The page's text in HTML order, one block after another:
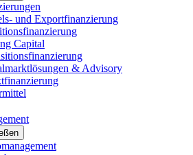
und Exportfinanzierung
Capital
& Advisory